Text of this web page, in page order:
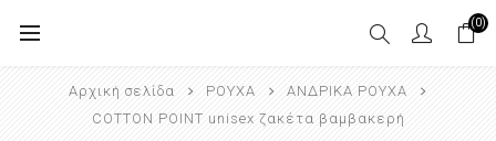
(0)
Αρχική σελίδα ΡΟΥΧΑ
ΑΝΔΡΙΚΑ ΡΟΥΧΑ
COTTON POINT unisex ζακέτα βαμβακερή